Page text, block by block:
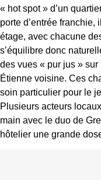
« hot spot » d’un
porte d’entrée
étage, avec chacune
s’équilibre donc
des vues « pur jus »
Étienne voisine. Ces
soin particulier pour le
Plusieurs acteurs
main avec le duo de
hôtelier une grande